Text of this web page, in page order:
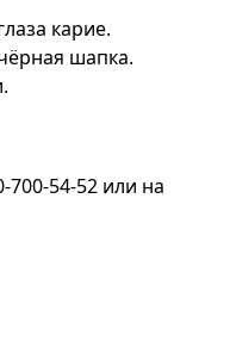
карие.
шапка.
700-54-52 или на